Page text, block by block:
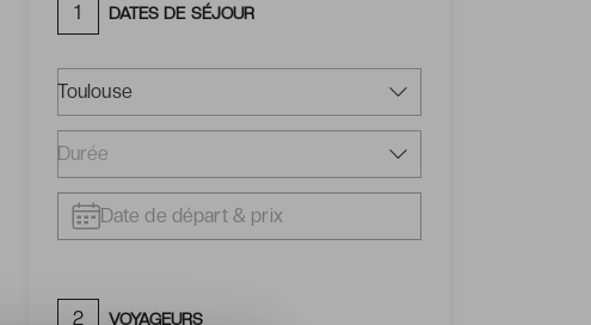
1 DATES DE SÉJOUR
Toulouse
2 VOYAGEURS